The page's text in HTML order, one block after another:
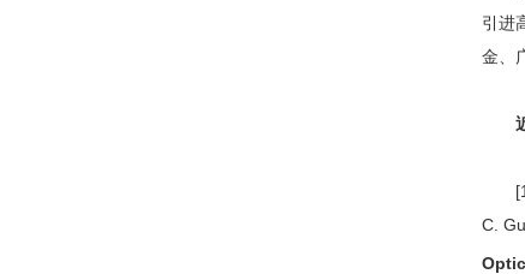
引进
金、
近
C.